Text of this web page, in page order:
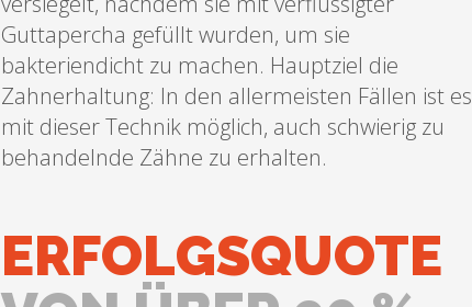
Guttapercha gefüllt wurden, um sie
bakteriendicht zu machen. Hauptziel die
Zahnerhaltung: In den allermeisten Fällen ist es
mit dieser Technik möglich, auch schwierig zu
behandelnde Zähne zu erhalten.
ERFOLGSQUOTE